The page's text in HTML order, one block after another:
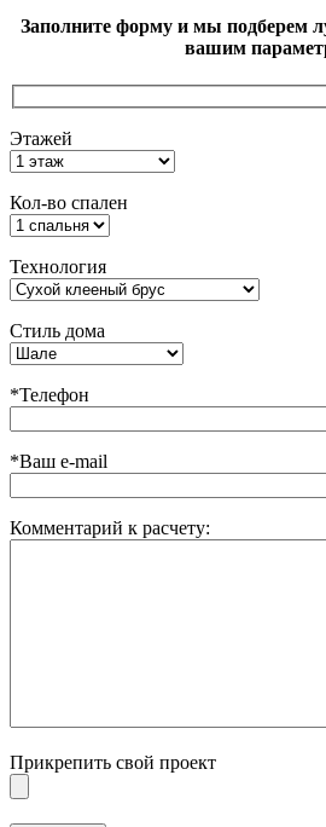
Заполните форму и мы подберем
вашим
Этажей
Кол-во спален
Технология
Стиль дома
*Телефон
*Ваш e-mail
Комментарий к расчету:
Прикрепить свой проект